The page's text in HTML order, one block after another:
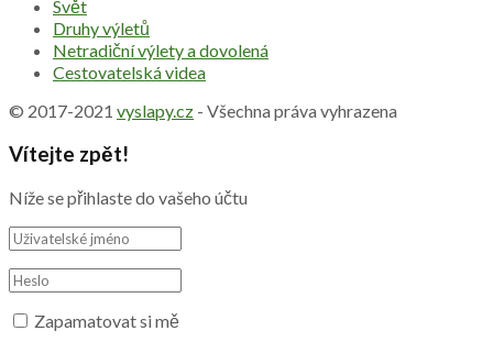
Svět
Druhy výletů
Netradiční výlety a dovolená
Cestovatelská videa
© 2017-2021 vyslapy.cz - Všechna práva vyhrazena
Vítejte zpět!
Níže se přihlaste do vašeho účtu
Zapamatovat si mě